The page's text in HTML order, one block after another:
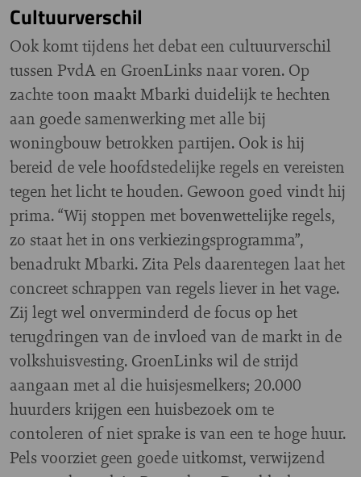
Cultuurverschil
Ook komt tijdens het debat een cultuurverschil
tussen PvdA en GroenLinks naar voren. Op
zachte toon maakt Mbarki duidelijk te hechten
aan goede samenwerking met alle bij
woningbouw betrokken partijen. Ook is hij
bereid de vele hoofdstedelijke regels en vereisten
tegen het licht te houden. Gewoon goed vindt hij
prima. “Wij stoppen met bovenwettelijke regels,
zo staat het in ons verkiezingsprogramma”,
benadrukt Mbarki. Zita Pels daarentegen laat het
concreet schrappen van regels liever in het vage.
Zij legt wel onverminderd de focus op het
terugdringen van de invloed van de markt in de
volkshuisvesting. GroenLinks wil de strijd
aangaan met al die huisjesmelkers; 20.000
huurders krijgen een huisbezoek om te
contoleren of niet sprake is van een te hoge huur.
Pels voorziet geen goede uitkomst, verwijzend